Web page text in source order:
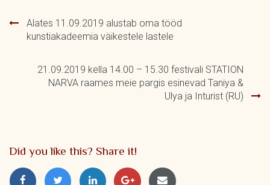
Navigeerimine
Alates 11.09.2019 alustab oma tööd
kunstiakadeemia väikestele lastele
21.09.2019 kella 14.00 – 15.30 festivali STATION
NARVA raames meie pargis esinevad Taniya &
Ulya ja Inturist (RU)
Did you like this? Share it!